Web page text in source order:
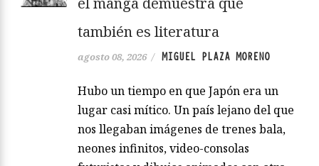
también es literatura
agosto 08, 2026 / MIGUEL PLAZA MORENO
Hubo un tiempo en que Japón era un
lugar casi mítico. Un país lejano del que
nos llegaban imágenes de trenes bala,
neones infinitos, video-consolas